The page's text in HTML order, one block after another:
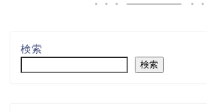
検索
検索